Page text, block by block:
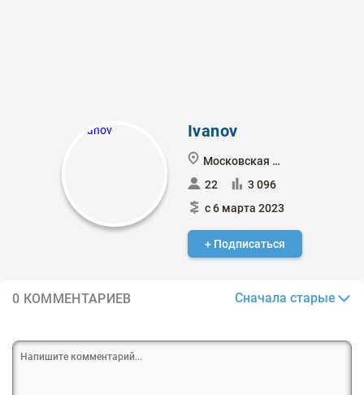
Ivanov
Московская обл
22
3 096
с 6 марта 2023
+ Подписаться
0 КОММЕНТАРИЕВ Сначала старые